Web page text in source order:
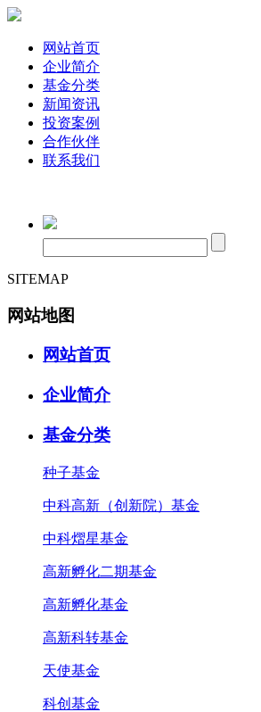
网站首页
企业简介
基金分类
新闻资讯
投资案例
合作伙伴
联系我们
SITEMAP
网站地图
网站首页
企业简介
基金分类
种子基金
中科高新（创新院）基金
中科熠星基金
高新孵化二期基金
高新孵化基金
高新科转基金
天使基金
科创基金